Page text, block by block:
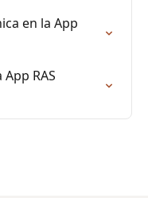
en la App
RAS